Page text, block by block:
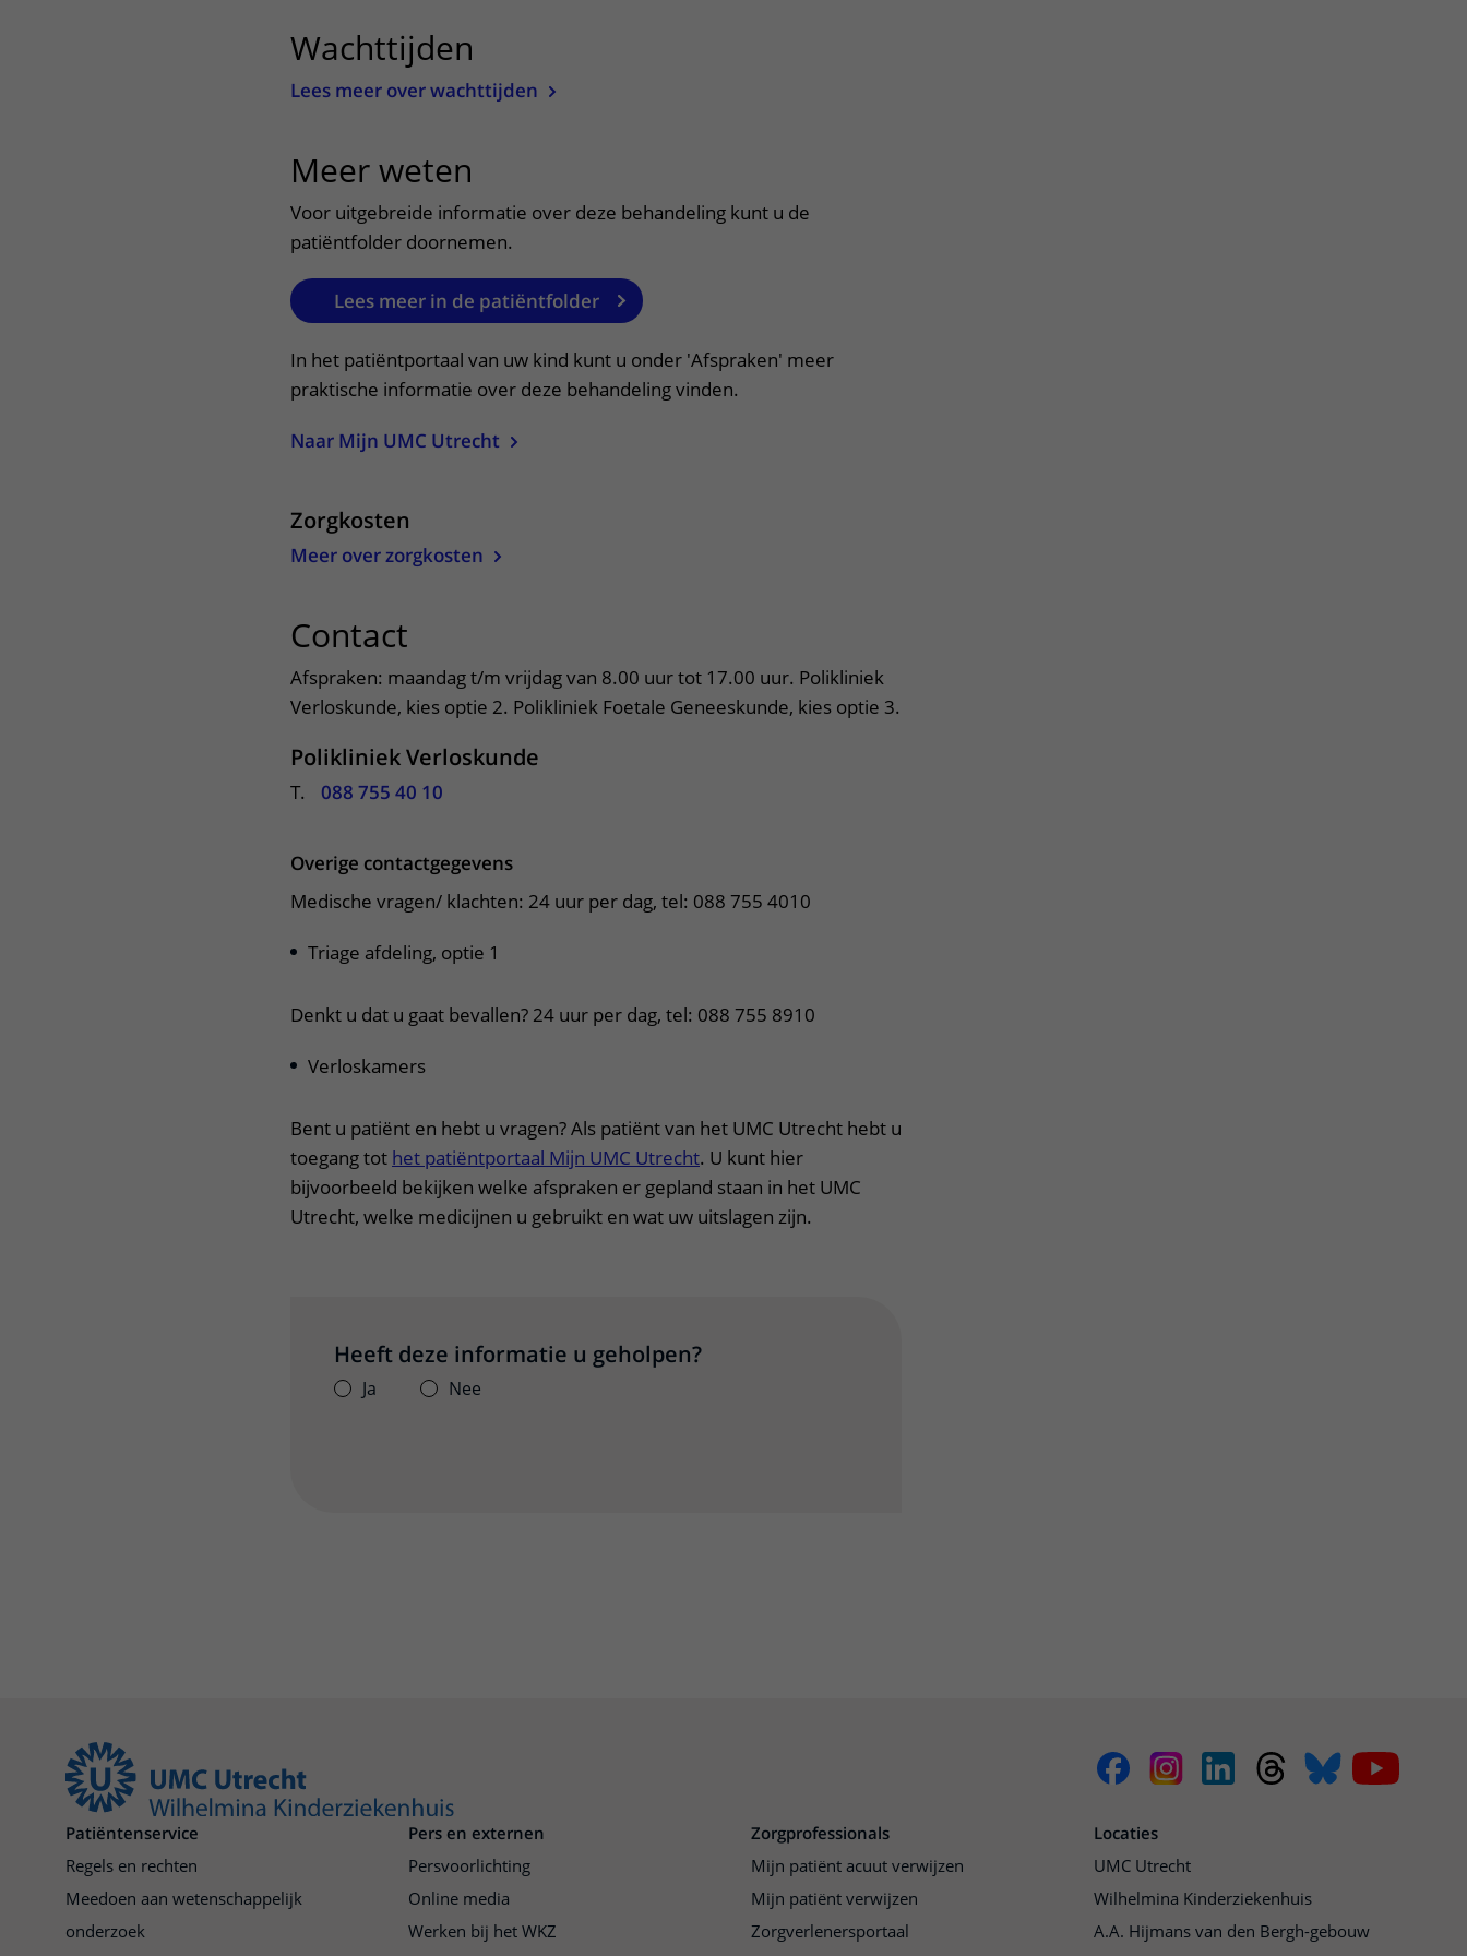
Onze verpleegafdelingen
Wachttijden
Lees meer over wachttijden
Meer weten
Voor uitgebreide informatie over deze behandeling kunt u de
patiëntfolder doornemen.
Lees meer in de patiëntfolder
In het patiëntportaal van uw kind kunt u onder 'Afspraken' meer
praktische informatie over deze behandeling vinden.
Naar Mijn UMC Utrecht
Zorgkosten
Meer over zorgkosten
Contact
Afspraken: maandag t/m vrijdag van 8.00 uur tot 17.00 uur. Polikliniek
Verloskunde, kies optie 2. Polikliniek Foetale Geneeskunde, kies optie 3.
Polikliniek Verloskunde
T. 088 755 40 10
Overige contactgegevens
Medische vragen/ klachten: 24 uur per dag, tel: 088 755 4010
Triage afdeling, optie 1
Denkt u dat u gaat bevallen? 24 uur per dag, tel: 088 755 8910
Verloskamers
Bent u patiënt en hebt u vragen? Als patiënt van het UMC Utrecht hebt u
toegang tot het patiëntportaal Mijn UMC Utrecht. U kunt hier
bijvoorbeeld bekijken welke afspraken er gepland staan in het UMC
Utrecht, welke medicijnen u gebruikt en wat uw uitslagen zijn.
Heeft deze informatie u geholpen?
Ja Nee
Patiëntenservice
Regels en rechten
Meedoen aan wetenschappelijk
onderzoek
Pers en externen
Persvoorlichting
Online media
Werken bij het WKZ
Zorgprofessionals
Mijn patiënt acuut verwijzen
Mijn patiënt verwijzen
Zorgverlenersportaal
Locaties
UMC Utrecht
Wilhelmina Kinderziekenhuis
A.A. Hijmans van den Bergh-gebouw